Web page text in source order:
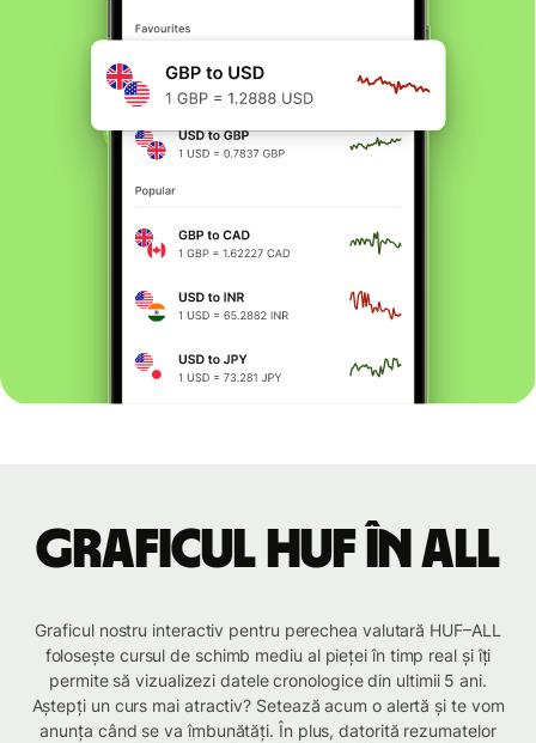
Graficul HUF în ALL
Graficul nostru interactiv pentru perechea valutară HUF–ALL
folosește cursul de schimb mediu al pieței în timp real și îți
permite să vizualizezi datele cronologice din ultimii 5 ani.
Aștepți un curs mai atractiv? Setează acum o alertă și te vom
anunța când se va îmbunătăți. În plus, datorită rezumatelor